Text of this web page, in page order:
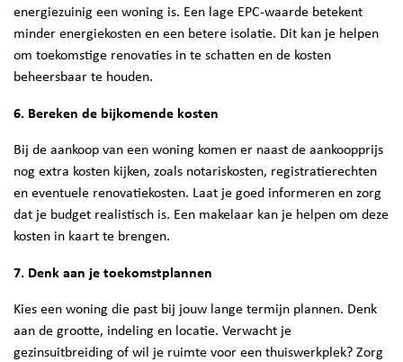
energiezuinig een woning is. Een lage EPC-waarde betekent
minder energiekosten en een betere isolatie. Dit kan je helpen
om toekomstige renovaties in te schatten en de kosten
beheersbaar te houden.
6. Bereken de bijkomende kosten
Bij de aankoop van een woning komen er naast de aankoopprijs
nog extra kosten kijken, zoals notariskosten, registratierechten
en eventuele renovatiekosten. Laat je goed informeren en zorg
dat je budget realistisch is. Een makelaar kan je helpen om deze
kosten in kaart te brengen.
7. Denk aan je toekomstplannen
Kies een woning die past bij jouw lange termijn plannen. Denk
aan de grootte, indeling en locatie. Verwacht je
gezinsuitbreiding of wil je ruimte voor een thuiswerkplek? Zorg